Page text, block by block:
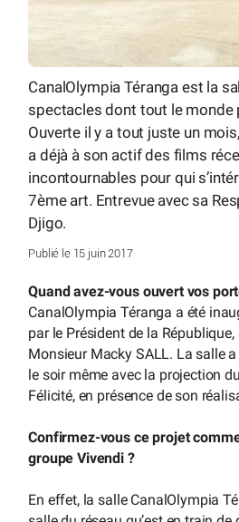
CanalOlympia Téranga est la
spectacles dont tout le monde
Ouverte il y a tout juste un
a déjà à son actif des films
incontournables pour qui
7ème art. Entrevue avec sa
Djigo.
Publié le 15 juin 2017
Quand avez-vous ouvert vos
CanalOlympia Téranga a été
par le Président de la
Monsieur Macky SALL. La salle
le soir même avec la projection
Félicité, en présence de son
Confirmez-vous ce projet
groupe Vivendi ?
En effet, la salle CanalOlympia